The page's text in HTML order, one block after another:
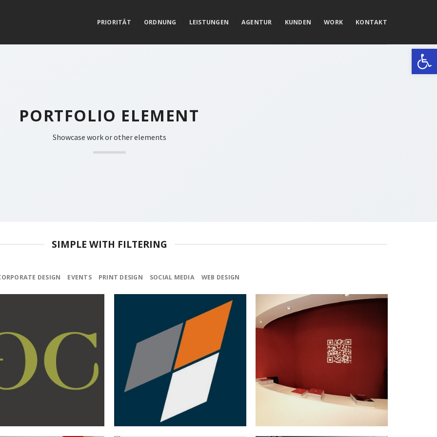
PRIORITÄT ORDNUNG LEISTUNGEN AGENTUR KUNDEN WORK KONTAKT
PORTFOLIO ELEMENT
Showcase work or other elements
SIMPLE WITH FILTERING
DESIGN EVENTS PRINT DESIGN SOCIAL MEDIA WEB DESIGN